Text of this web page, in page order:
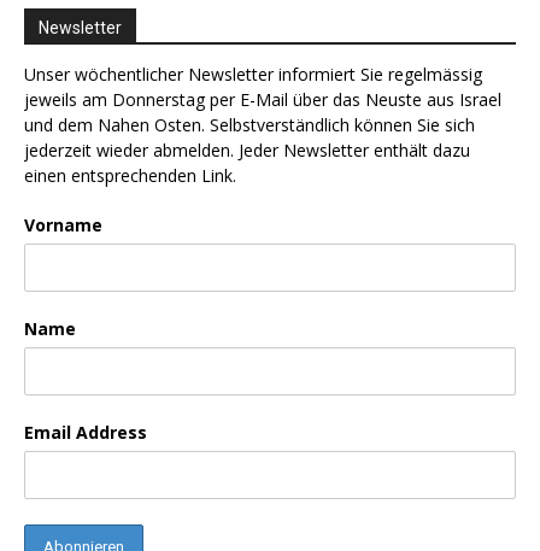
Newsletter
Unser wöchentlicher Newsletter informiert Sie regelmässig
jeweils am Donnerstag per E-Mail über das Neuste aus Israel
und dem Nahen Osten. Selbstverständlich können Sie sich
jederzeit wieder abmelden. Jeder Newsletter enthält dazu
einen entsprechenden Link.
Vorname
Name
Email Address